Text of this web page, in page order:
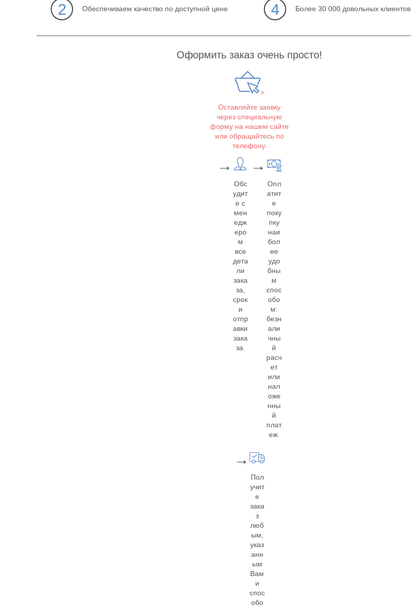
2 Обеспечиваем качество по доступной цене 4 Более 30 000 довольных клиентов
Оформить заказ очень просто!
>
Оставляйте заявку
через специальную
форму на нашем сайте
или обращайтесь по
телефону.
→
Обс
удит
е с
мен
едж
еро
м
все
дета
ли
зака
за,
срок
и
отпр
авки
зака
за.
→
Опл
атит
е
поку
пку
наи
бол
ее
удо
бны
м
спос
обо
м:
безн
али
чны
й
расч
ет
или
нал
оже
нны
й
плат
еж.
→
Пол
учит
е
зака
з
люб
ым,
указ
анн
ым
Вам
и
спос
обо